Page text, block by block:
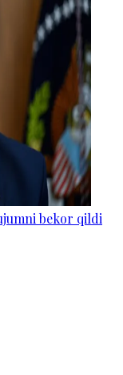
bekor qildi